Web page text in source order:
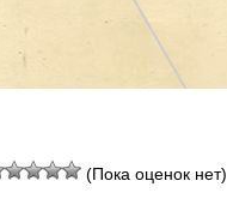
(Пока оценок нет)